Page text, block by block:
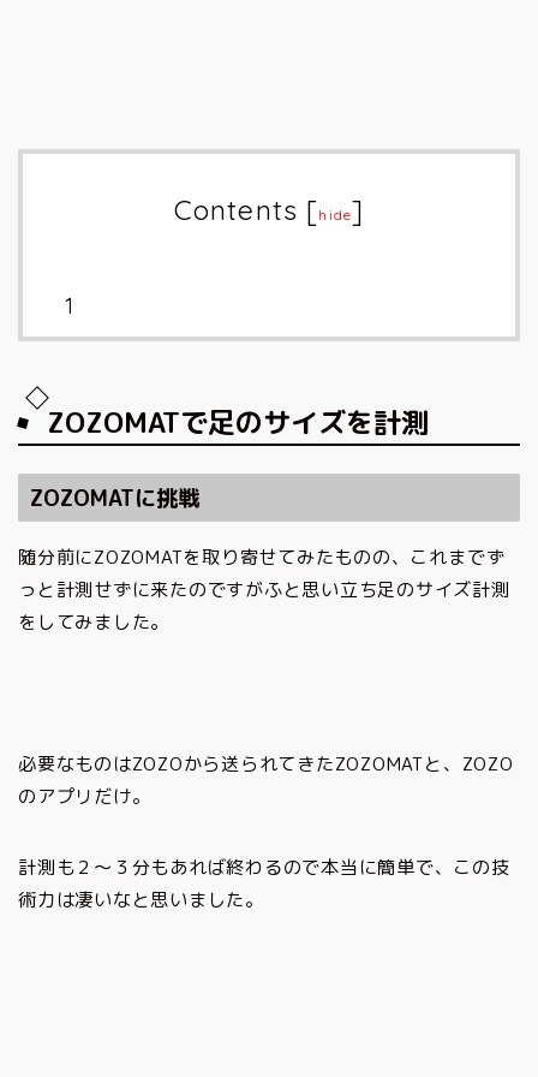
Contents [hide]
ZOZOMATで足のサイズを計測
ZOZOMATに挑戦
随分前にZOZOMATを取り寄せてみたものの、これまでず
っと計測せずに来たのですがふと思い立ち足のサイズ計測
をしてみました。
必要なものはZOZOから送られてきたZOZOMATと、ZOZO
のアプリだけ。
計測も２～３分もあれば終わるので本当に簡単で、この技
術力は凄いなと思いました。